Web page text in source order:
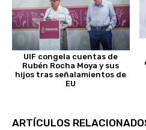
UIF congela cuentas de
Rubén Rocha Moya y sus
hijos tras señalamientos de
EU
ARTÍCULOS